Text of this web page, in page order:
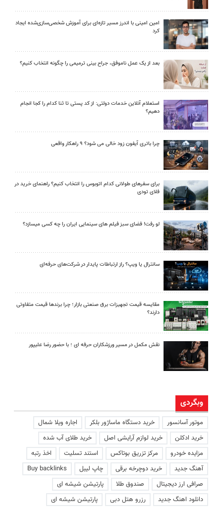
امین امینی با اندرز مسیر تازه‌ای برای آموزش شخصی‌سازی‌شده ایجاد
کرد
بعد از یک عمل ناموفق، جراح بینی ترمیمی را چگونه انتخاب کنیم؟
استعلام آنلاین خدمات دولتی: از کد پستی تا ثنا کدام را کجا انجام
دهیم؟
چرا باتری آیفون زود خالی می شود؟ ۹ راهکار واقعی
برای سفرهای طولانی کدام اتوبوس را انتخاب کنیم؟ راهنمای خرید در
فلای تودی
لو رفت! فضای سبز فیلم های سینمایی ایران را چه کسی میسازد؟
سانترال یا ویپ؟ راز ارتباطات پایدار در شرکت‌های حرفه‌ای
مقایسه قیمت تجهیزات برق صنعتی بازار؛ چرا برندها قیمت متفاوتی
دارند؟
نقش مکمل در مسیر ورزشکاران حرفه ای ؛ با حضور رضا علیپور
وبگردی
موتور آسانسور خرید دستگاه ماساژور بلکر
اجاره ویلا شمال
خرید ادکلن
خرید لوازم آرایشی اصل
خرید طلای آب شده
مزایده خودرو
مرکز تزریق بوتاکس استند تسلیت
اخذ رتبه
آهنگ جدید
خرید دوچرخه برقی چاپ لیبل
Buy backlinks
صرافی ارز دیجیتال
صندوق طلا
پارتیشن شیشه ای
دانلود اهنگ جدید
رزرو هتل دبی پارتیشن شیشه ای